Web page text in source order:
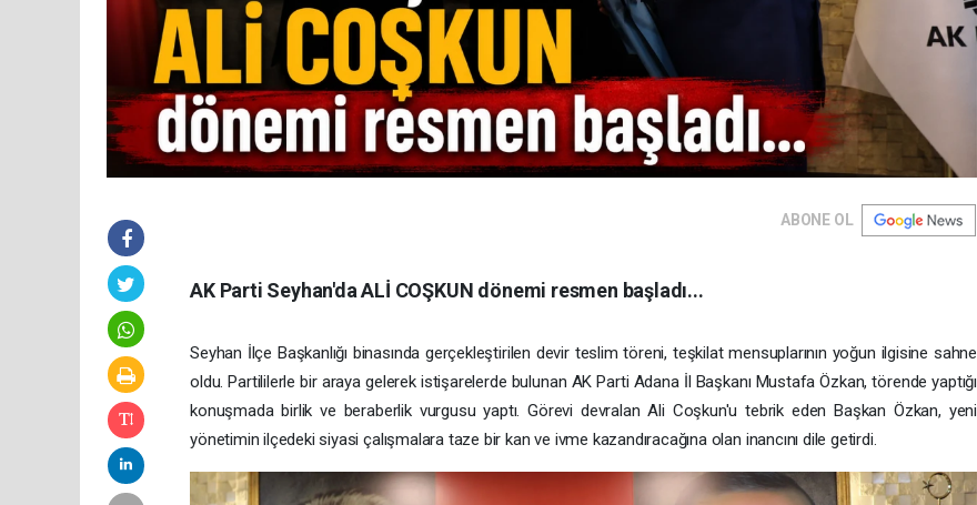
ABONE OL
AK Parti Seyhan'da ALİ COŞKUN dönemi resmen başladı...
Seyhan İlçe Başkanlığı binasında gerçekleştirilen devir teslim töreni, teşkilat mensuplarının yoğun ilgisine sahne
oldu. Partililerle bir araya gelerek istişarelerde bulunan AK Parti Adana İl Başkanı Mustafa Özkan, törende yaptığı
konuşmada birlik ve beraberlik vurgusu yaptı. Görevi devralan Ali Coşkun'u tebrik eden Başkan Özkan, yeni
yönetimin ilçedeki siyasi çalışmalara taze bir kan ve ivme kazandıracağına olan inancını dile getirdi.